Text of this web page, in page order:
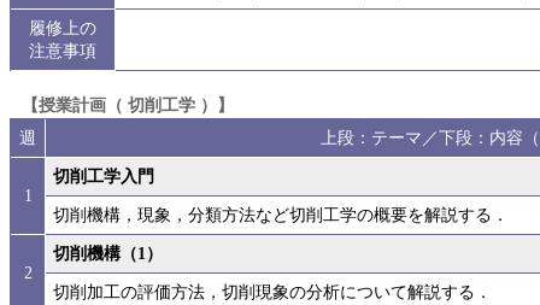
履修上の
注意事項
【授業計画（ 切削工学 ）】
週
上段：テーマ／下段：内容
1
切削工学入門
切削機構，現象，分類方法など切削工学の概要を解説する．
2
切削機構（1）
切削加工の評価方法，切削現象の分析について解説する．